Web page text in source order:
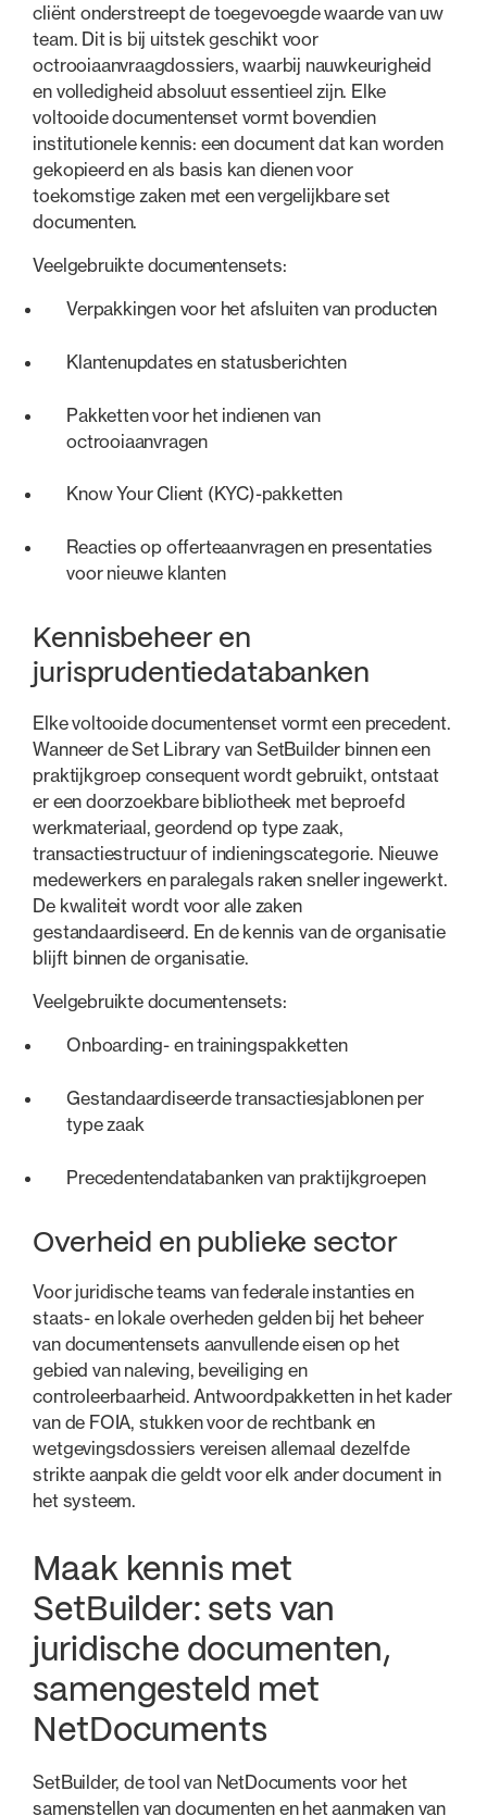
cliënt onderstreept de toegevoegde waarde van uw
team. Dit is bij uitstek geschikt voor
octrooiaanvraagdossiers, waarbij nauwkeurigheid
en volledigheid absoluut essentieel zijn. Elke
voltooide documentenset vormt bovendien
institutionele kennis: een document dat kan worden
gekopieerd en als basis kan dienen voor
toekomstige zaken met een vergelijkbare set
documenten.
Veelgebruikte documentensets:
Verpakkingen voor het afsluiten van producten
Klantenupdates en statusberichten
Pakketten voor het indienen van
octrooiaanvragen
Know Your Client (KYC)-pakketten
Reacties op offerteaanvragen en presentaties
voor nieuwe klanten
Kennisbeheer en
jurisprudentiedatabanken
Elke voltooide documentenset vormt een precedent.
Wanneer de Set Library van SetBuilder binnen een
praktijkgroep consequent wordt gebruikt, ontstaat
er een doorzoekbare bibliotheek met beproefd
werkmateriaal, geordend op type zaak,
transactiestructuur of indieningscategorie. Nieuwe
medewerkers en paralegals raken sneller ingewerkt.
De kwaliteit wordt voor alle zaken
gestandaardiseerd. En de kennis van de organisatie
blijft binnen de organisatie.
Veelgebruikte documentensets:
Onboarding- en trainingspakketten
Gestandaardiseerde transactiesjablonen per
type zaak
Precedentendatabanken van praktijkgroepen
Overheid en publieke sector
Voor juridische teams van federale instanties en
staats- en lokale overheden gelden bij het beheer
van documentensets aanvullende eisen op het
gebied van naleving, beveiliging en
controleerbaarheid. Antwoordpakketten in het kader
van de FOIA, stukken voor de rechtbank en
wetgevingsdossiers vereisen allemaal dezelfde
strikte aanpak die geldt voor elk ander document in
het systeem.
Maak kennis met
SetBuilder: sets van
juridische documenten,
samengesteld met
NetDocuments
SetBuilder, de tool van NetDocuments voor het
samenstellen van documenten en het aanmaken van